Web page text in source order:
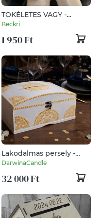
TÖKÉLETES VAGY -
Kerámia Varázskavics
motivációkkal
Beckri
1 950 Ft
Lakodalmas persely -
egyedi, kézzel festett
DarwinaCandle
32 000 Ft